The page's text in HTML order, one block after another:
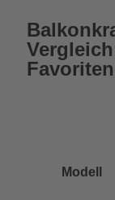
Modell